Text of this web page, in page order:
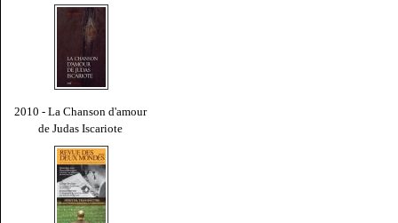
2010 - La Chanson d'amour
de Judas Iscariote